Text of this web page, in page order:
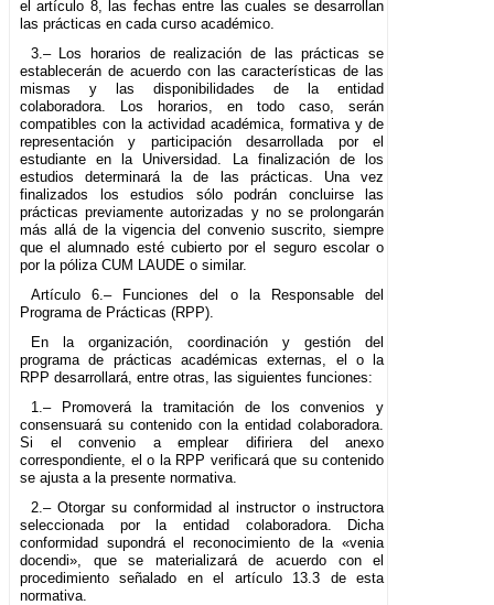
el artículo 8, las fechas entre las cuales se desarrollan
las prácticas en cada curso académico.
3.– Los horarios de realización de las prácticas se
establecerán de acuerdo con las características de las
mismas y las disponibilidades de la entidad
colaboradora. Los horarios, en todo caso, serán
compatibles con la actividad académica, formativa y de
representación y participación desarrollada por el
estudiante en la Universidad. La finalización de los
estudios determinará la de las prácticas. Una vez
finalizados los estudios sólo podrán concluirse las
prácticas previamente autorizadas y no se prolongarán
más allá de la vigencia del convenio suscrito, siempre
que el alumnado esté cubierto por el seguro escolar o
por la póliza CUM LAUDE o similar.
Artículo 6.– Funciones del o la Responsable del
Programa de Prácticas (RPP).
En la organización, coordinación y gestión del
programa de prácticas académicas externas, el o la
RPP desarrollará, entre otras, las siguientes funciones:
1.– Promoverá la tramitación de los convenios y
consensuará su contenido con la entidad colaboradora.
Si el convenio a emplear difiriera del anexo
correspondiente, el o la RPP verificará que su contenido
se ajusta a la presente normativa.
2.– Otorgar su conformidad al instructor o instructora
seleccionada por la entidad colaboradora. Dicha
conformidad supondrá el reconocimiento de la «venia
docendi», que se materializará de acuerdo con el
procedimiento señalado en el artículo 13.3 de esta
normativa.